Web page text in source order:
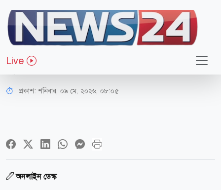
Live
আন্তর্জাতিক
শেষ মুহূর্তে বিজয়কে ‘আটকে দিলো’
মুসলিম লিগ, নাটকীয়তা
প্রকাশ:শনিবার, ০৯ মে, ২০২৬, ০৮:০৫
অনলাইন ডেস্ক